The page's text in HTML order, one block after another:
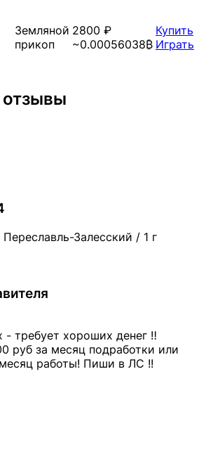
Земляной
прикоп
2800 ₽
~0.00056038₿
Купить
Играть
Переславль-Залесский / 1 г
требует хороших денег ‼️
руб за месяц подработки или
работы! Пиши в ЛС !!